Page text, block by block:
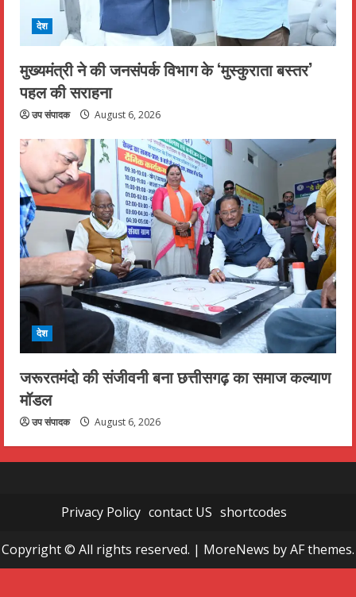
देश
मुख्यमंत्री ने की जनसंपर्क विभाग के ‘मुस्कुराता बस्तर’
पहल की सराहना
उप संपादक August 6, 2026
देश
जरूरतमंदो की संजीवनी बना छत्तीसगढ़ का समाज कल्याण
मॉडल
उप संपादक August 6, 2026
Privacy Policy contact US shortcodes
Copyright © All rights reserved. | MoreNews by AF themes.